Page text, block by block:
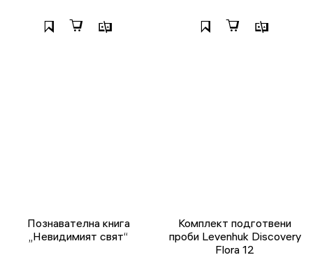
Познавателна книга
„Невидимият свят“
Комплект подготвени
проби Levenhuk Discovery
Flora 12